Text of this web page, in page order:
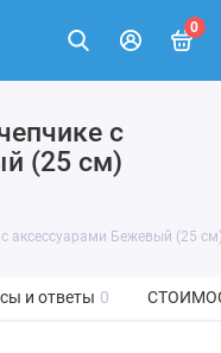
0
с
(25 см)
аксессуарами Бежевый (25
и ответы 0